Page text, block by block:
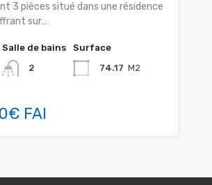
3 pièces situé dans une résidence
sur…
Salle de bains
2
Surface
74.17 M2
FAI